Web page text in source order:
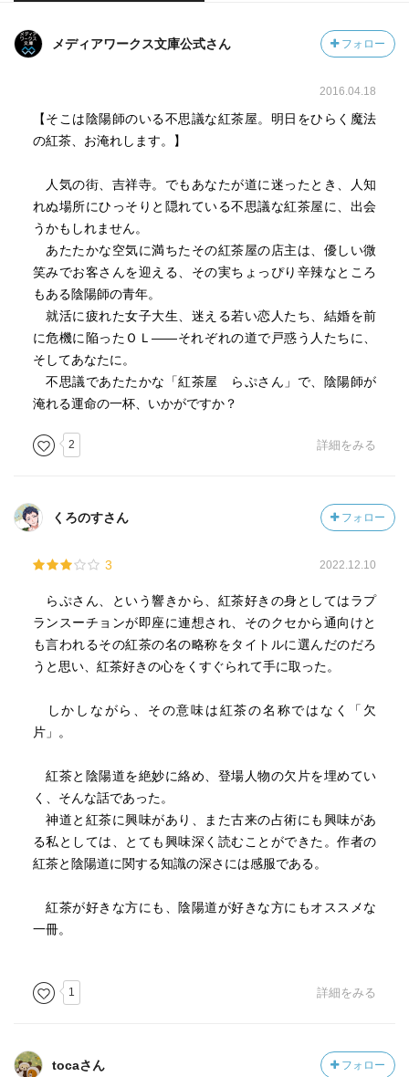
メディアワークス文庫公式さん フォロー
2016.04.18
【そこは陰陽師のいる不思議な紅茶屋。明日をひらく魔法
の紅茶、お淹れします。】
人気の街、吉祥寺。でもあなたが道に迷ったとき、人知
れぬ場所にひっそりと隠れている不思議な紅茶屋に、出会
うかもしれません。
あたたかな空気に満ちたその紅茶屋の店主は、優しい微
笑みでお客さんを迎える、その実ちょっぴり辛辣なところ
もある陰陽師の青年。
就活に疲れた女子大生、迷える若い恋人たち、結婚を前
に危機に陥ったＯＬ――それぞれの道で戸惑う人たちに、
そしてあなたに。
不思議であたたかな「紅茶屋 らぷさん」で、陰陽師が
淹れる運命の一杯、いかがですか？
2 詳細をみる
くろのすさん フォロー
3 2022.12.10
らぷさん、という響きから、紅茶好きの身としてはラプ
ランスーチョンが即座に連想され、そのクセから通向けと
も言われるその紅茶の名の略称をタイトルに選んだのだろ
うと思い、紅茶好きの心をくすぐられて手に取った。
しかしながら、その意味は紅茶の名称ではなく「欠
片」。
紅茶と陰陽道を絶妙に絡め、登場人物の欠片を埋めてい
く、そんな話であった。
神道と紅茶に興味があり、また古来の占術にも興味があ
る私としては、とても興味深く読むことができた。作者の
紅茶と陰陽道に関する知識の深さには感服である。
紅茶が好きな方にも、陰陽道が好きな方にもオススメな
一冊。
1 詳細をみる
tocaさん フォロー